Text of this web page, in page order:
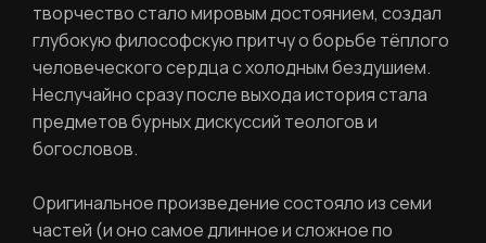
творчество стало мировым достоянием, создал
глубокую философскую притчу о борьбе тёплого
человеческого сердца с холодным бездушием.
Неслучайно сразу после выхода история стала
предметов бурных дискуссий теологов и
богословов.
Оригинальное произведение состояло из семи
частей (и оно самое длинное и сложное по